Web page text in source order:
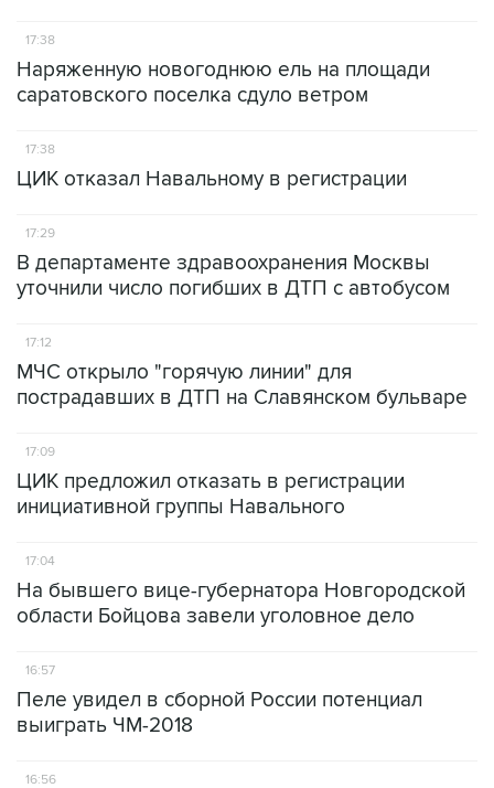
17:38
Наряженную новогоднюю ель на площади
саратовского поселка сдуло ветром
17:38
ЦИК отказал Навальному в регистрации
17:29
В департаменте здравоохранения Москвы
уточнили число погибших в ДТП с автобусом
17:12
МЧС открыло "горячую линии" для
пострадавших в ДТП на Славянском бульваре
17:09
ЦИК предложил отказать в регистрации
инициативной группы Навального
17:04
На бывшего вице-губернатора Новгородской
области Бойцова завели уголовное дело
16:57
Пеле увидел в сборной России потенциал
выиграть ЧМ-2018
16:56